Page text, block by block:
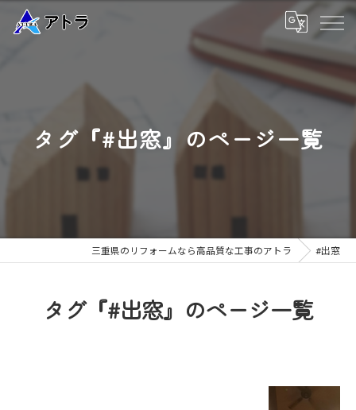
タグ『#出窓』のページ一覧
三重県のリフォームなら高品質な工事のアトラ #出窓
タグ『#出窓』のページ一覧